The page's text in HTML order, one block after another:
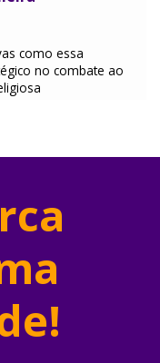
como essa
no combate ao